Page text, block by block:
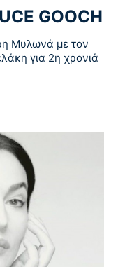
GOOCH
Μυλωνά με τον
για 2η χρονιά